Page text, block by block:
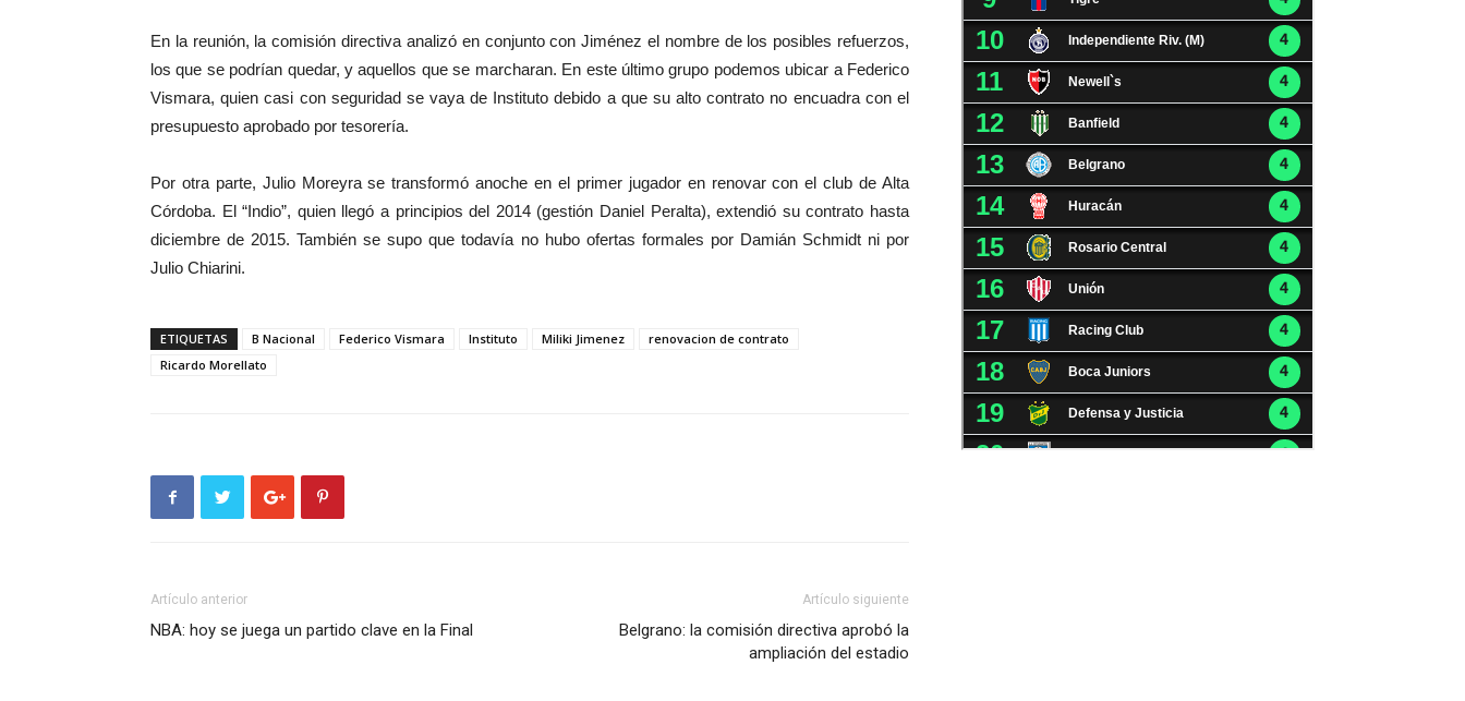
En la reunión, la comisión directiva analizó en conjunto con Jiménez el nombre de los posibles refuerzos,
los que se podrían quedar, y aquellos que se marcharan. En este último grupo podemos ubicar a Federico
Vismara, quien casi con seguridad se vaya de Instituto debido a que su alto contrato no encuadra con el
presupuesto aprobado por tesorería.
Por otra parte, Julio Moreyra se transformó anoche en el primer jugador en renovar con el club de Alta
Córdoba. El “Indio”, quien llegó a principios del 2014 (gestión Daniel Peralta), extendió su contrato hasta
diciembre de 2015. También se supo que todavía no hubo ofertas formales por Damián Schmidt ni por
Julio Chiarini.
ETIQUETAS B Nacional Federico Vismara Instituto Miliki Jimenez
renovacion de contrato
Ricardo Morellato
Artículo anterior
NBA: hoy se juega un partido clave en la Final
Artículo siguiente
Belgrano: la comisión directiva aprobó la
ampliación del estadio